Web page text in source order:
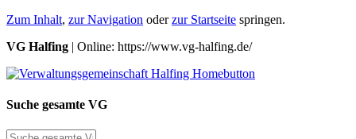
Zum Inhalt, zur Navigation oderzur Startseite springen.
VG Halfing | Online: https://www.vg-halfing.de/
Suche gesamte VG